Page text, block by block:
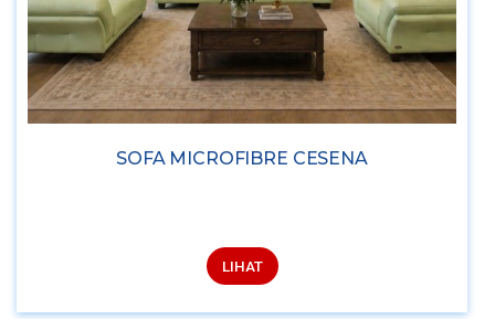
SOFA MICROFIBRE CESENA
LIHAT